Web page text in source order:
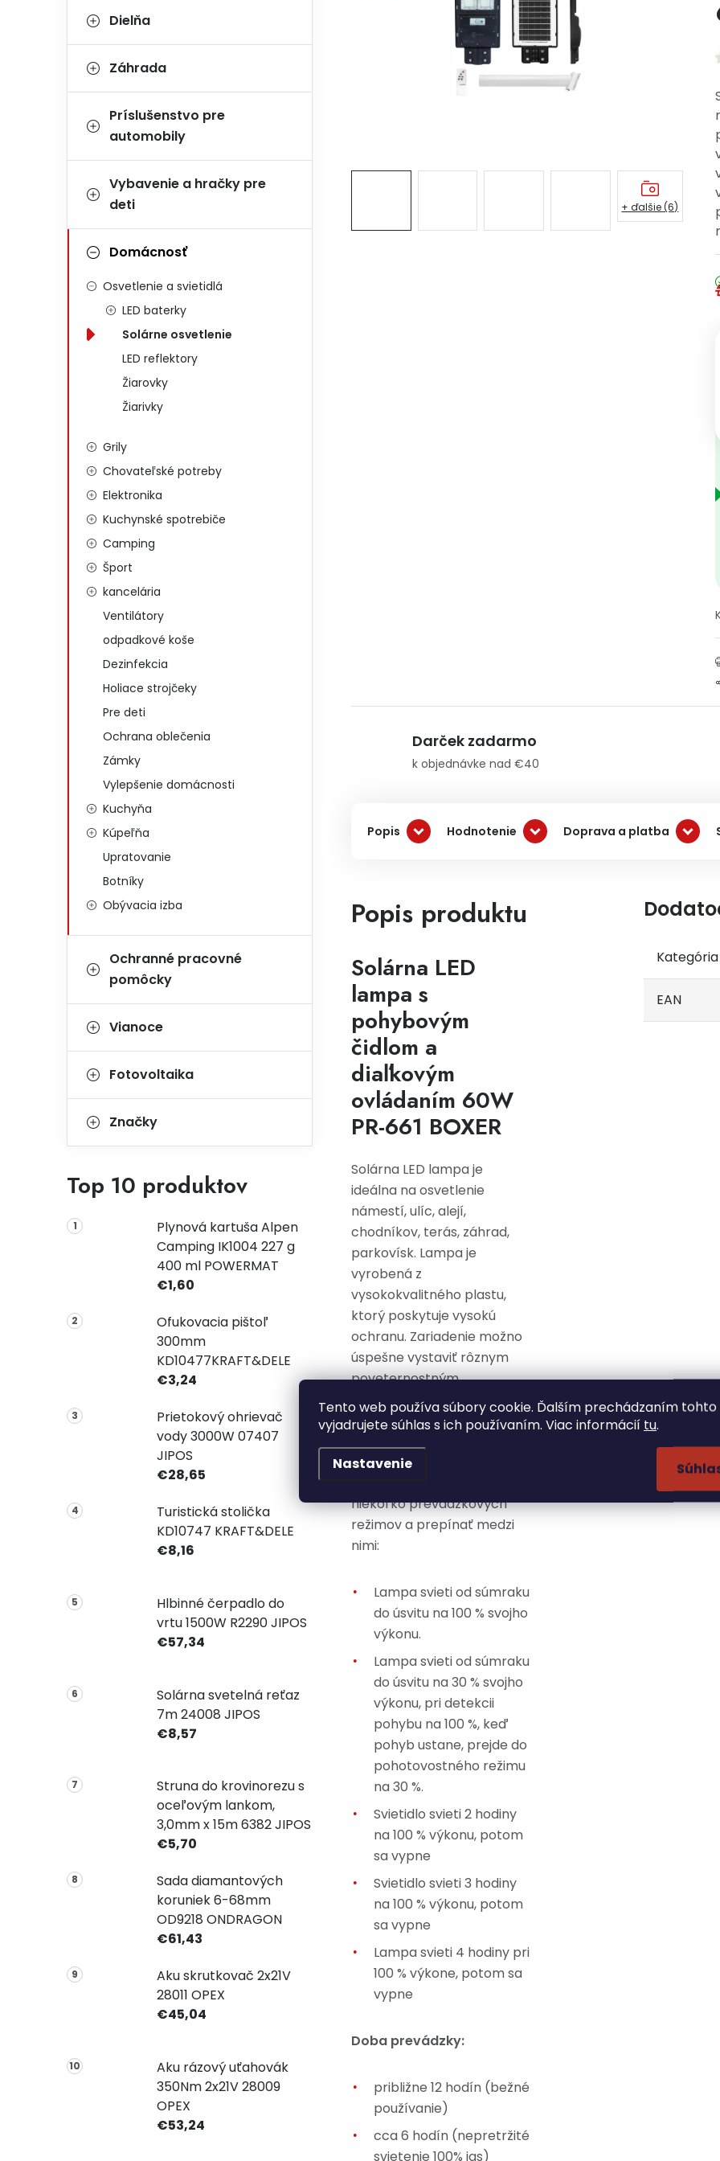
Tento web používa súbory cookie. Ďalším prechádzaním tohto
vyjadrujete súhlas s ich používaním. Viac informácií tu.
Nastavenie
Dielňa
Záhrada
Príslušenstvo pre
automobily
Vybavenie a hračky pre
deti
Domácnosť
Osvetlenie a svietidlá
LED baterky
Solárne osvetlenie
LED reflektory
Žiarovky
Žiarivky
Grily
Chovateľské potreby
Elektronika
Kuchynské spotrebiče
Camping
Šport
kancelária
Ventilátory
odpadkové koše
Dezinfekcia
Holiace strojčeky
Pre deti
Ochrana oblečenia
Zámky
Vylepšenie domácnosti
Kuchyňa
Kúpeľňa
Upratovanie
Botníky
Obývacia izba
Ochranné pracovné
pomôcky
Vianoce
Fotovoltaika
Značky
Top 10 produktov
Plynová kartuša Alpen
Camping IK1004 227 g
400 ml POWERMAT
€1,60
Ofukovacia pištoľ
300mm
KD10477KRAFT&DELE
€3,24
Prietokový ohrievač
vody 3000W 07407
JIPOS
€28,65
Turistická stolička
KD10747 KRAFT&DELE
€8,16
Hlbinné čerpadlo do
vrtu 1500W R2290 JIPOS
€57,34
Solárna svetelná reťaz
7m 24008 JIPOS
€8,57
Struna do krovinorezu s
oceľovým lankom,
3,0mm x 15m 6382 JIPOS
€5,70
Sada diamantových
koruniek 6-68mm
OD9218 ONDRAGON
€61,43
Aku skrutkovač 2x21V
28011 OPEX
€45,04
Aku rázový uťahovák
350Nm 2x21V 28009
OPEX
€53,24
+ ďalšie (6)
Darček zadarmo
k objednávke nad €40
Popis Hodnotenie Doprava a platba
Popis produktu
Solárna LED
lampa s
pohybovým
čidlom a
diaľkovým
ovládaním 60W
PR-661 BOXER
Solárna LED lampa je
ideálna na osvetlenie
námestí, ulíc, alejí,
chodníkov, terás, záhrad,
parkovísk. Lampa je
vyrobená z
vysokokvalitného plastu,
ktorý poskytuje vysokú
ochranu. Zariadenie možno
úspešne vystaviť rôznym
poveternostným
podmienkam bez obáv z
poškodenia. Svietidlo možno
Pomocou diaľkového
niekoľko prevádzkových
režimov a prepínať medzi
nimi:
Lampa svieti od súmraku
do úsvitu na 100 % svojho
výkonu.
Lampa svieti od súmraku
do úsvitu na 30 % svojho
výkonu, pri detekcii
pohybu na 100 %, keď
pohyb ustane, prejde do
pohotovostného režimu
na 30 %.
Svietidlo svieti 2 hodiny
na 100 % výkonu, potom
sa vypne
Svietidlo svieti 3 hodiny
na 100 % výkonu, potom
sa vypne
Lampa svieti 4 hodiny pri
100 % výkone, potom sa
vypne
Doba prevádzky:
približne 12 hodín (bežné
používanie)
cca 6 hodín (nepretržité
svietenie 100% jas)
Kategória
EAN